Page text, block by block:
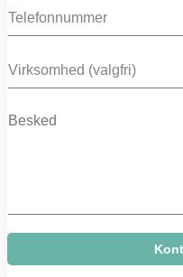
iP
h
n
C
o
p
M